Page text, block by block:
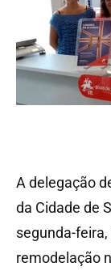
A delegação
da Cidade de
segunda-
remodelação